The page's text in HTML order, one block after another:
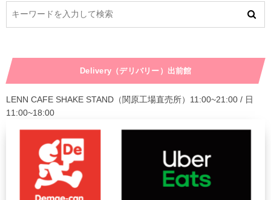
Delivery（デリバリー）出前館
LENN CAFE SHAKE STAND（関原工場直売所）11:00~21:00 / 日
11:00~18:00